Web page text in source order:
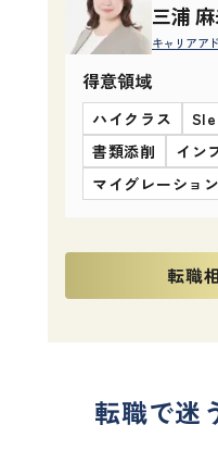
三浦
キャリアア
得意領域
ハイクラス
書類添削
イン
マイグレーション
転職
転職で迷